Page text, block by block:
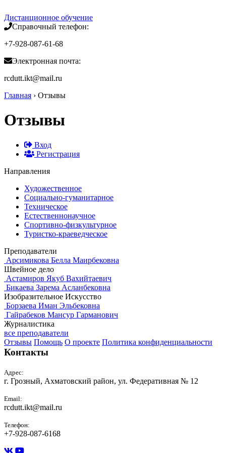
Дистанционное обучение
Справочный телефон:
+7-928-087-61-68
Электронная почта:
rcdutt.ikt@mail.ru
Главная › Отзывы
Отзывы
Вход
Регистрация
Направления
Художественное
Социально-гуманитарное
Техническое
Естественнонаучное
Спортивно-физкультурное
Туристко-краеведческое
Преподаватели
Арсимикова Белла Маирбековна
Швейное дело
Астамиров Якуб Вахийтаевич
Бикаева Зарема Асланбековна
Изобразительное Искусство
Борзаева Иман Эльбековна
Гайрабеков Мансур Гарманович
Журналистика
все преподаватели
Отзывы Помощь О проекте Политика конфиденциальности
Контакты
Адрес:
г. Грозный, Ахматовский район, ул. Федеративная № 12
Email:
rcdutt.ikt@mail.ru
Телефон:
+7-928-087-6168